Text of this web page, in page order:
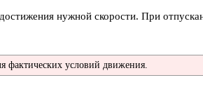
нужной скорости. При
фактических условий движения.